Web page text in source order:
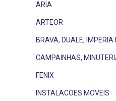
ARIA
ARTEOR
BRAVA, DUALE, IMPERIA
CAMPAINHAS,
FENIX
INSTALACOES MOVEIS